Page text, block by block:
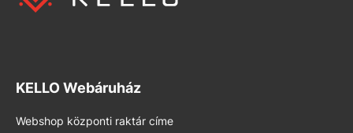
KELLO Webáruház
Webshop központi raktár címe